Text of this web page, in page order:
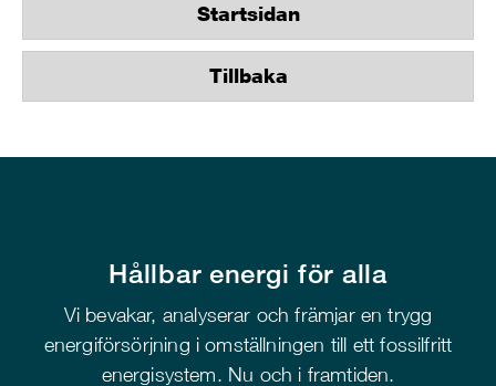
Startsidan
Tillbaka
Hållbar energi för alla
Vi bevakar, analyserar och främjar en trygg
energiförsörjning i omställningen till ett fossilfritt
energisystem. Nu och i framtiden.